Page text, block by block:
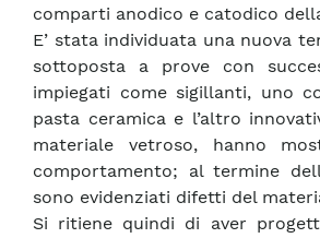
comparti anodico e catodico
E’ stata individuata una nuova
sottoposta a prove con
impiegati come sigillanti, uno
pasta ceramica e l’altro
materiale vetroso, hanno
comportamento; al termine
sono evidenziati difetti del
Si ritiene quindi di aver